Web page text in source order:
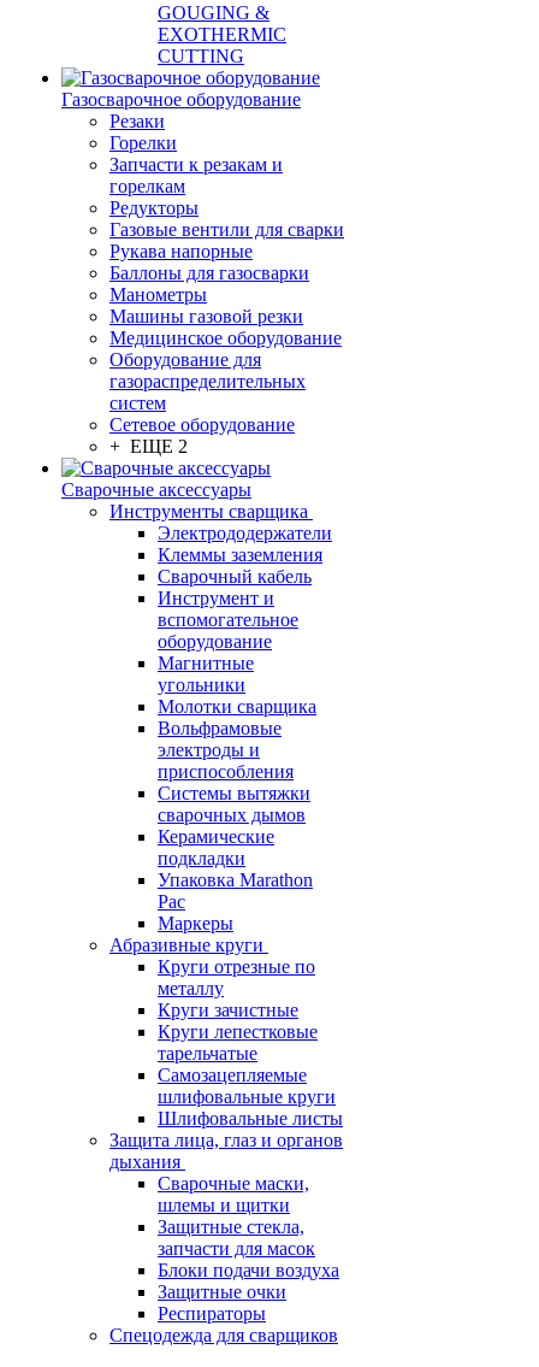
GOUGING &
EXOTHERMIC
CUTTING
Газосварочное оборудование
Резаки
Горелки
Запчасти к резакам и
горелкам
Редукторы
Газовые вентили для сварки
Рукава напорные
Баллоны для газосварки
Манометры
Машины газовой резки
Медицинское оборудование
Оборудование для
газораспределительных
систем
Сетевое оборудование
+ ЕЩЕ 2
Сварочные аксессуары
Инструменты сварщика
Электрододержатели
Клеммы заземления
Сварочный кабель
Инструмент и
вспомогательное
оборудование
Магнитные
угольники
Молотки сварщика
Вольфрамовые
электроды и
приспособления
Системы вытяжки
сварочных дымов
Керамические
подкладки
Упаковка Marathon
Pac
Маркеры
Абразивные круги
Круги отрезные по
металлу
Круги зачистные
Круги лепестковые
тарельчатые
Самозацепляемые
шлифовальные круги
Шлифовальные листы
Защита лица, глаз и органов
дыхания
Сварочные маски,
шлемы и щитки
Защитные стекла,
запчасти для масок
Блоки подачи воздуха
Защитные очки
Респираторы
Спецодежда для сварщиков